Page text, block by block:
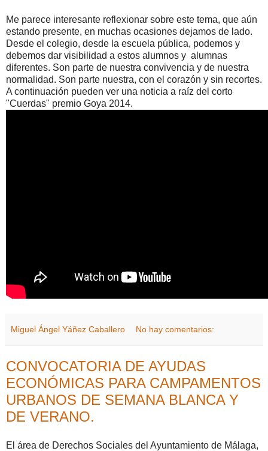
Me parece interesante reflexionar sobre este tema, que aún
estando presente, en muchas ocasiones dejamos de lado.
Desde el colegio, desde la escuela pública, podemos y
debemos dar visibilidad a estos alumnos y alumnas
diferentes. Son parte de nuestra convivencia y de nuestra
normalidad. Son parte nuestra, con el corazón y sin recortes.
A continuación pueden ver una noticia a raíz del corto
"Cuerdas" premio Goya 2014.
Miguel Ángel Yáñez Caballero No hay comentarios:
CONVOCATORIA DE AYUDAS
ECONÓMICAS PARA CAMPAMENTOS
URBANOS DE SEMANA BLANCA Y
DE VERANO.
El área de Derechos Sociales del Ayuntamiento de Málaga,